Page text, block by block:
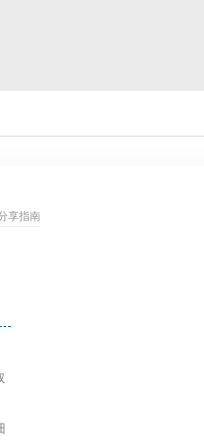
为您打造尊贵奢华的身心融合！...
享指南